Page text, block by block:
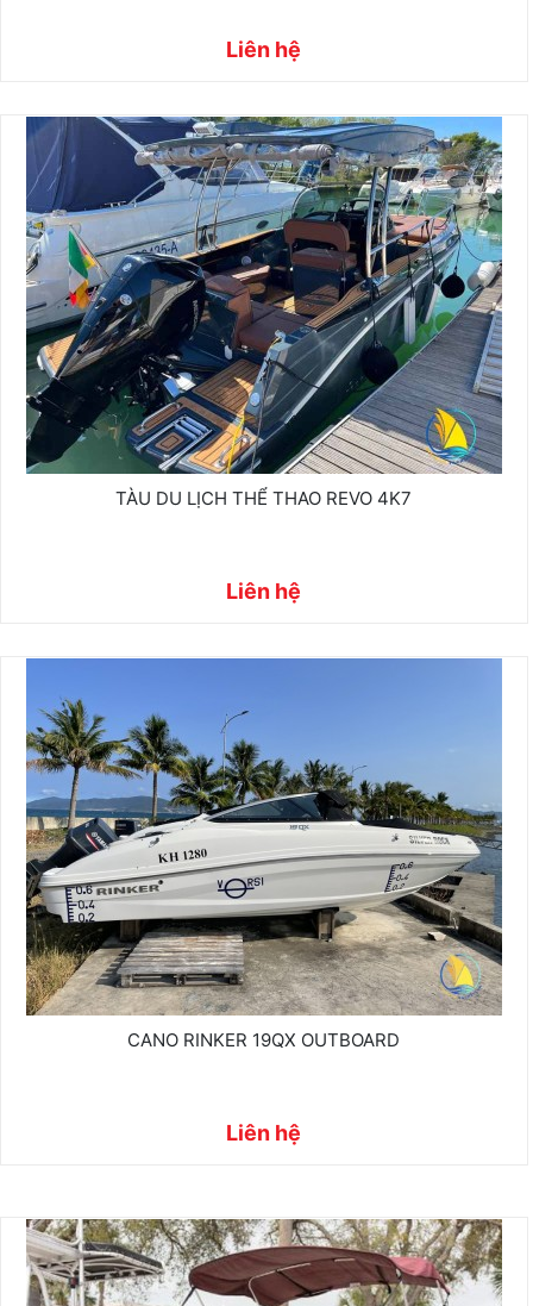
Liên hệ
TÀU DU LỊCH THỂ THAO REVO 4K7
Liên hệ
CANO RINKER 19QX OUTBOARD
Liên hệ